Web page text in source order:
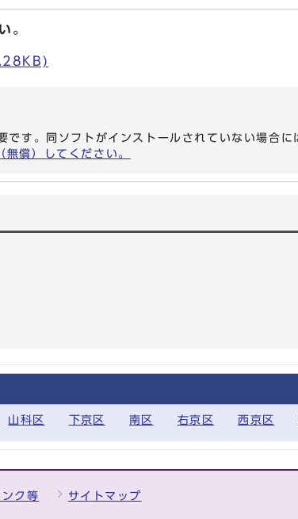
。
す。同ソフトがインストールされていない場合に
償）してください。
山科区 下京区 南区 右京区 西京区
ク等 サイトマップ